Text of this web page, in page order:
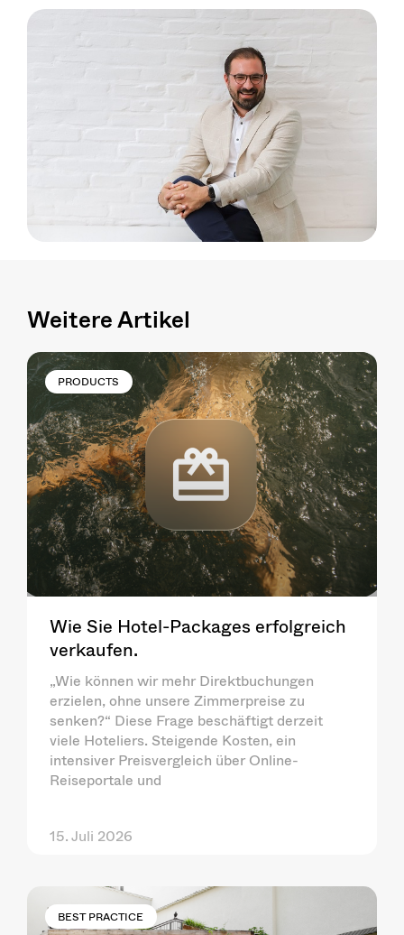
Weitere Artikel
PRODUCTS
Wie Sie Hotel-Packages erfolgreich
verkaufen.
„Wie können wir mehr Direktbuchungen
erzielen, ohne unsere Zimmerpreise zu
senken?“ Diese Frage beschäftigt derzeit
viele Hoteliers. Steigende Kosten, ein
intensiver Preisvergleich über Online-
Reiseportale und
15. Juli 2026
BEST PRACTICE